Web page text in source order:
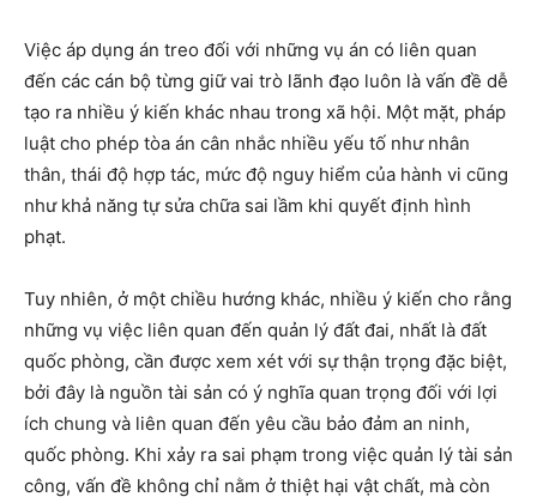
Việc áp dụng án treo đối với những vụ án có liên quan
đến các cán bộ từng giữ vai trò lãnh đạo luôn là vấn đề dễ
tạo ra nhiều ý kiến khác nhau trong xã hội. Một mặt, pháp
luật cho phép tòa án cân nhắc nhiều yếu tố như nhân
thân, thái độ hợp tác, mức độ nguy hiểm của hành vi cũng
như khả năng tự sửa chữa sai lầm khi quyết định hình
phạt.
Tuy nhiên, ở một chiều hướng khác, nhiều ý kiến cho rằng
những vụ việc liên quan đến quản lý đất đai, nhất là đất
quốc phòng, cần được xem xét với sự thận trọng đặc biệt,
bởi đây là nguồn tài sản có ý nghĩa quan trọng đối với lợi
ích chung và liên quan đến yêu cầu bảo đảm an ninh,
quốc phòng. Khi xảy ra sai phạm trong việc quản lý tài sản
công, vấn đề không chỉ nằm ở thiệt hại vật chất, mà còn